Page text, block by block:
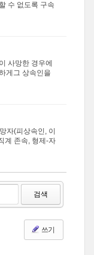
수 없도록 구속
단을 하게 되면
에서도 불필요
사망한 경우에
게그 상속인을
권을 회수하여
구액 포함) 1,00
자(피상속인, 이
계 존속, 형제-자
는 사람(상속
속받을 수 없다.
검색
쓰기